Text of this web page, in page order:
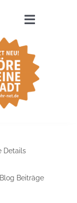
Toggle
Details
Beiträge